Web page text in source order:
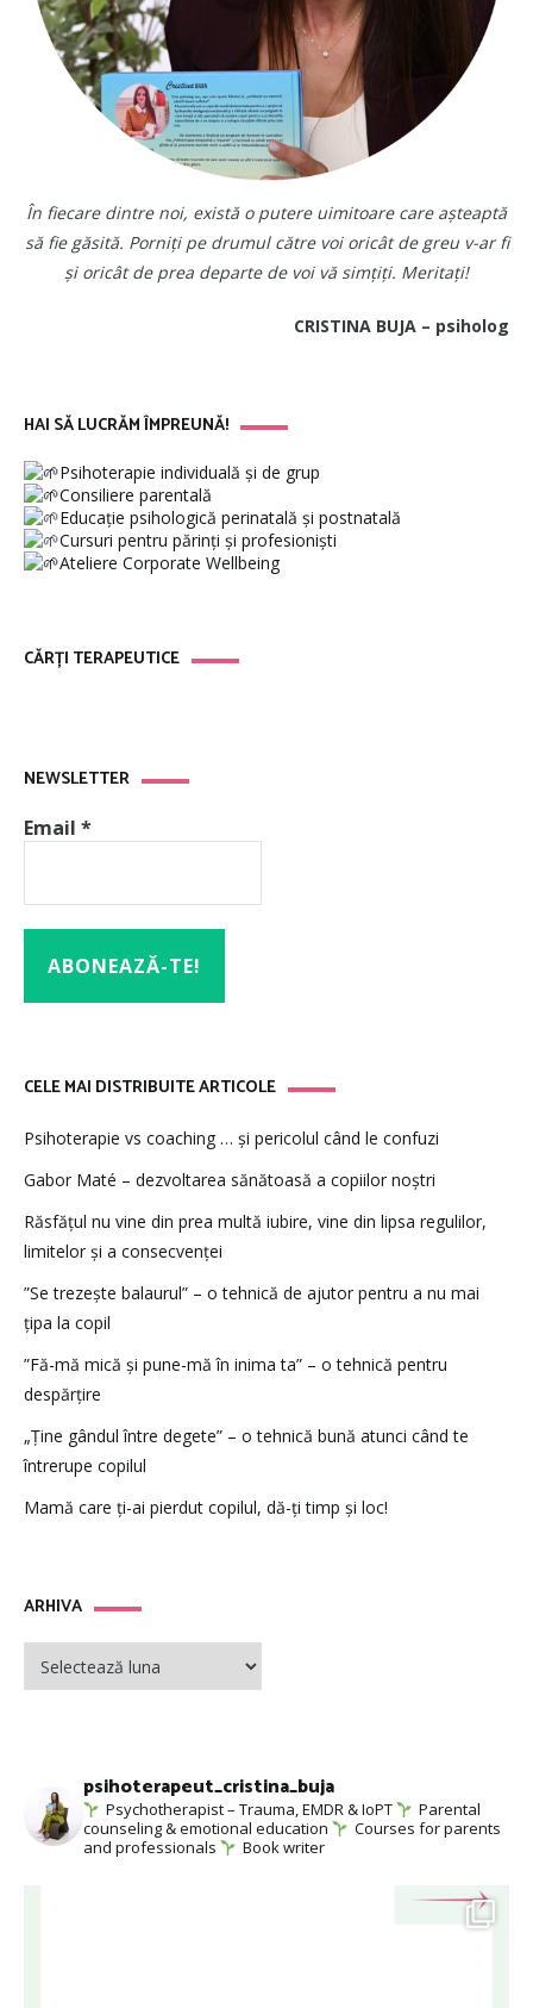
În fiecare dintre noi, există o putere uimitoare care așteaptă
să fie găsită. Porniți pe drumul către voi oricât de greu v-ar fi
și oricât de prea departe de voi vă simțiți. Meritați!
CRISTINA BUJA – psiholog
HAI SĂ LUCRĂM ÎMPREUNĂ!
Psihoterapie individuală și de grup
Consiliere parentală
Educație psihologică perinatală și postnatală
Cursuri pentru părinți și profesioniști
Ateliere Corporate Wellbeing
CĂRȚI TERAPEUTICE
NEWSLETTER
Email *
CELE MAI DISTRIBUITE ARTICOLE
Psihoterapie vs coaching … și pericolul când le confuzi
Gabor Maté – dezvoltarea sănătoasă a copiilor noștri
Răsfățul nu vine din prea multă iubire, vine din lipsa regulilor,
limitelor și a consecvenței
”Se trezește balaurul” – o tehnică de ajutor pentru a nu mai
țipa la copil
”Fă-mă mică și pune-mă în inima ta” – o tehnică pentru
despărțire
„Ține gândul între degete” – o tehnică bună atunci când te
întrerupe copilul
Mamă care ți-ai pierdut copilul, dă-ți timp și loc!
ARHIVAARHIVA
psihoterapeut_cristina_buja
Psychotherapist – Trauma, EMDR & IoPT
Parental
counseling & emotional education
Courses for parents
and professionals
Book writer